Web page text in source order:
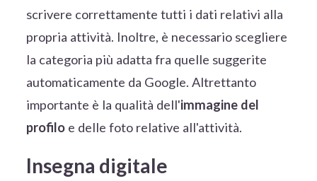
scrivere correttamente tutti i dati relativi alla
propria attività. Inoltre, è necessario scegliere
la categoria più adatta fra quelle suggerite
automaticamente da Google. Altrettanto
importante è la qualità dell'immagine del
profilo e delle foto relative all'attività.
Insegna digitale